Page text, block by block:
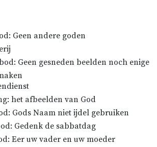
Geen andere goden
Geen gesneden beelden noch enige
het afbeelden van God
Gods Naam niet ijdel gebruiken
Gedenk de sabbatdag
Eer uw vader en uw moeder